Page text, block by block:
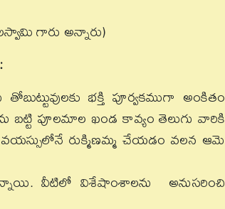
గారు అన్నారు)
భక్తి పూర్వకముగా అంకితం
బట్టి పూలమాల ఖండ కావ్యం తెలుగు వారికి
వయస్సులోనే రుక్మిణమ్మ చేయడం వలన ఆమె
వీటిలో విశేషాంశాలను అనుసరించి